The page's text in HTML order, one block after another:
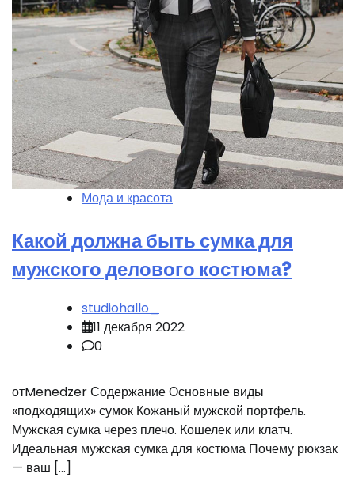
Мода и красота
Какой должна быть сумка для
мужского делового костюма?
studiohallo_
11 декабря 2022
0
отMenedzer Содержание Основные виды
«подходящих» сумок Кожаный мужской портфель.
Мужская сумка через плечо. Кошелек или клатч.
Идеальная мужская сумка для костюма Почему рюкзак
— ваш […]